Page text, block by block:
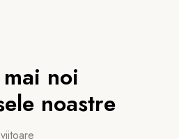
noi
noastre